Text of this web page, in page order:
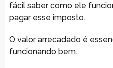
fácil saber como ele
pagar esse imposto.
O valor arrecadado é
funcionando bem.